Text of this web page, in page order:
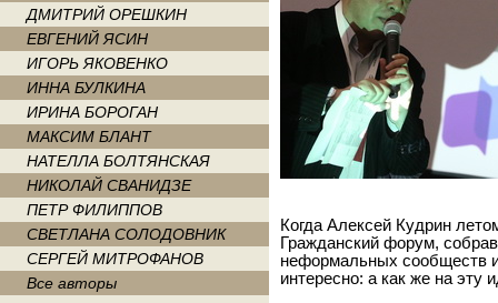
ДМИТРИЙ ОРЕШКИН
ЕВГЕНИЙ ЯСИН
ИГОРЬ ЯКОВЕНКО
ИННА БУЛКИНА
ИРИНА БОРОГАН
МАКСИМ БЛАНТ
НАТЕЛЛА БОЛТЯНСКАЯ
НИКОЛАЙ СВАНИДЗЕ
ПЕТР ФИЛИППОВ
СВЕТЛАНА СОЛОДОВНИК
СЕРГЕЙ МИТРОФАНОВ
Все авторы
Когда Алексей Кудрин
Гражданский форум,
неформальных сообществ
интересно: а как же на эту